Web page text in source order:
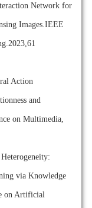
Network for
Images.IEEE
Action
and
on Multimedia,
via Knowledge
on Artificial